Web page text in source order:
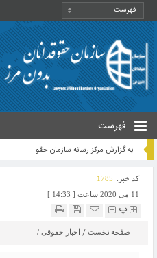
فهرست
کد خبر: 1785
11 می 2020 ساعت [ 14:33 ]
پ
صفحه نخست/ اخبار حقوقی /